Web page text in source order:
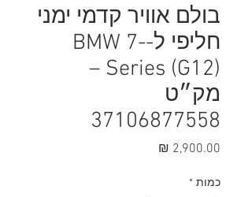
בולם אוויר קדמי ימני
חליפי ל-BMW 7-
Series (G12) –
מק״ט
37106877558
כמות *